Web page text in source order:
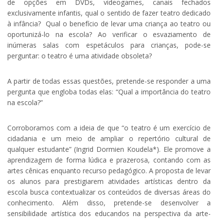
de opções em DVDs, videogames, canais fechados
exclusivamente infantis, qual o sentido de fazer teatro dedicado
à infância? Qual o benefício de levar uma criança ao teatro ou
oportunizá-lo na escola? Ao verificar o esvaziamento de
inúmeras salas com espetáculos para crianças, pode-se
perguntar: o teatro é uma atividade obsoleta?
A partir de todas essas questões, pretende-se responder a uma
pergunta que engloba todas elas: “Qual a importância do teatro
na escola?”
Corroboramos com a ideia de que “o teatro é um exercício de
cidadania e um meio de ampliar o repertório cultural de
qualquer estudante” (Ingrid Dormien Koudela*). Ele promove a
aprendizagem de forma lúdica e prazerosa, contando com as
artes cênicas enquanto recurso pedagógico. A proposta de levar
os alunos para prestigiarem atividades artísticas dentro da
escola busca contextualizar os conteúdos de diversas áreas do
conhecimento. Além disso, pretende-se desenvolver a
sensibilidade artística dos educandos na perspectiva da arte-